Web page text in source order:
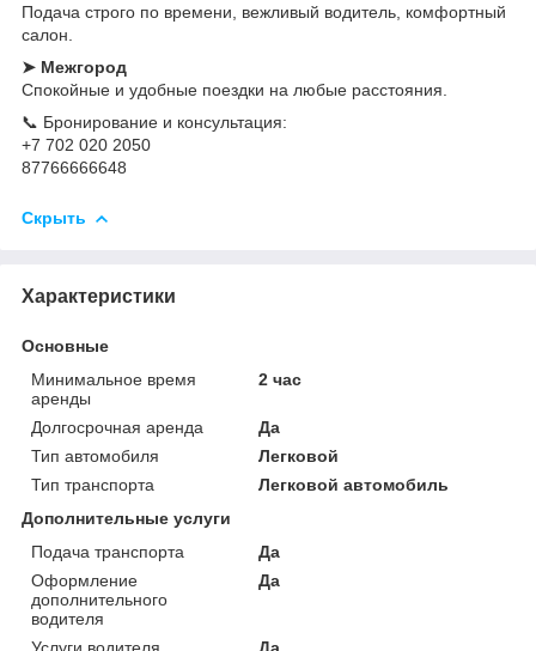
Подача строго по времени, вежливый водитель, комфортный
салон.
➤ Межгород
Спокойные и удобные поездки на любые расстояния.
📞 Бронирование и консультация:
+7 702 020 2050
87766666648
Скрыть
Характеристики
Основные
Минимальное время
аренды
2 час
Долгосрочная аренда
Да
Тип автомобиля
Легковой
Тип транспорта
Легковой автомобиль
Дополнительные услуги
Подача транспорта
Да
Оформление
дополнительного
водителя
Да
Услуги водителя
Да